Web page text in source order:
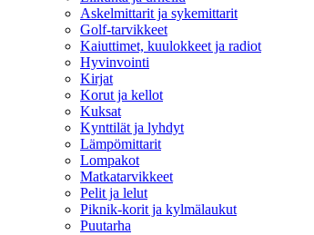
Askelmittarit ja sykemittarit
Golf-tarvikkeet
Kaiuttimet, kuulokkeet ja radiot
Hyvinvointi
Kirjat
Korut ja kellot
Kuksat
Kynttilät ja lyhdyt
Lämpömittarit
Lompakot
Matkatarvikkeet
Pelit ja lelut
Piknik-korit ja kylmälaukut
Puutarha